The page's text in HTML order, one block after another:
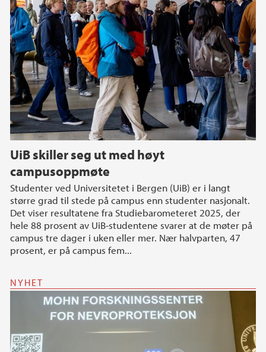
UiB skiller seg ut med høyt
campusoppmøte
Studenter ved Universitetet i Bergen (UiB) er i langt
større grad til stede på campus enn studenter nasjonalt.
Det viser resultatene fra Studiebarometeret 2025, der
hele 88 prosent av UiB-studentene svarer at de møter på
campus tre dager i uken eller mer. Nær halvparten, 47
prosent, er på campus fem...
NYHET